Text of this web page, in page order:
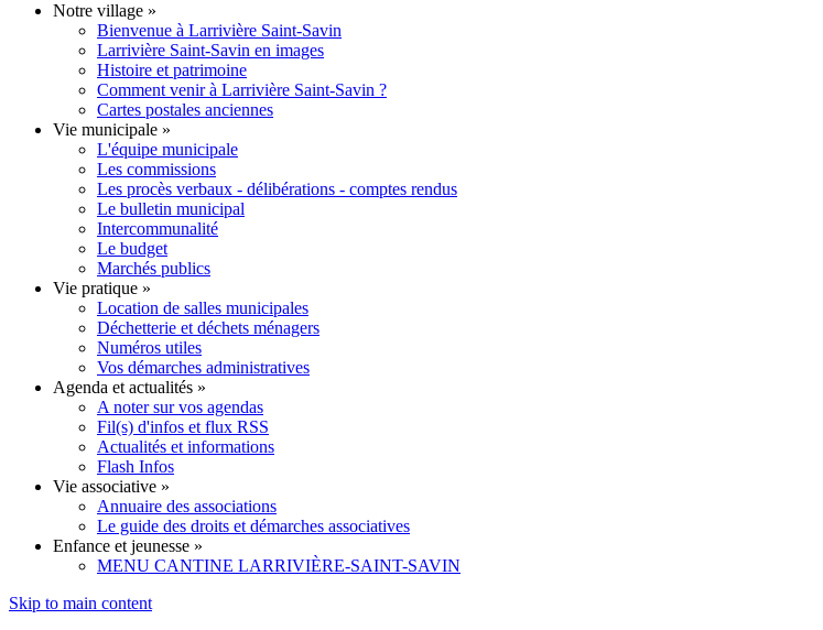
Notre village »
Bienvenue à Larrivière Saint-Savin
Larrivière Saint-Savin en images
Histoire et patrimoine
Comment venir à Larrivière Saint-Savin ?
Cartes postales anciennes
Vie municipale »
L'équipe municipale
Les commissions
Les procès verbaux - délibérations - comptes rendus
Le bulletin municipal
Intercommunalité
Le budget
Marchés publics
Vie pratique »
Location de salles municipales
Déchetterie et déchets ménagers
Numéros utiles
Vos démarches administratives
Agenda et actualités »
A noter sur vos agendas
Fil(s) d'infos et flux RSS
Actualités et informations
Flash Infos
Vie associative »
Annuaire des associations
Le guide des droits et démarches associatives
Enfance et jeunesse »
MENU CANTINE LARRIVIÈRE-SAINT-SAVIN
Skip to main content